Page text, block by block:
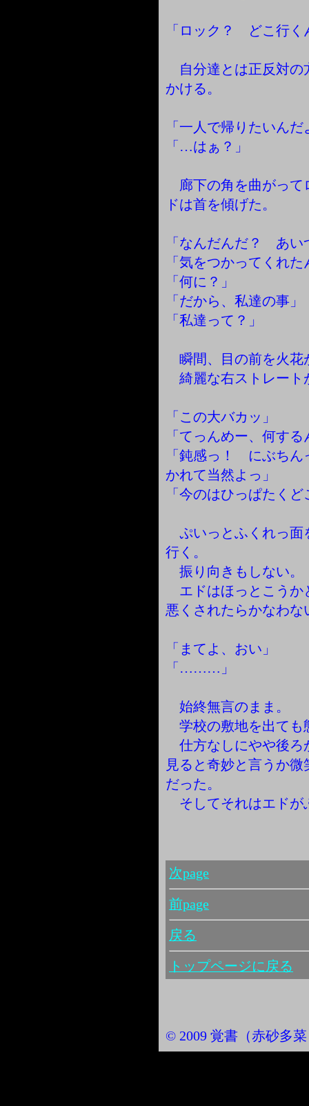
「ロック？ どこ行く
自分達とは正反対の
かける。
「一人で帰りたいん
「…はぁ？」
廊下の角を曲がって
ドは首を傾げた。
「なんだんだ？ あい
「気をつかってくれ
「何に？」
「だから、私達の事」
「私達って？」
瞬間、目の前を火花
綺麗な右ストレート
「この大バカッ」
「てっんめー、何す
「鈍感っ！ にぶち
かれて当然よっ」
「今のはひっぱたく
ぷいっとふくれっ面
行く。
振り向きもしない。
エドはほっとこうか
悪くされたらかなわ
「まてよ、おい」
「………」
始終無言のまま。
学校の敷地を出ても
仕方なしにやや後ろ
見ると奇妙と言うか
だった。
そしてそれはエドが
次page
前page
戻る
トップページに戻る
© 2009 覚書（赤砂多